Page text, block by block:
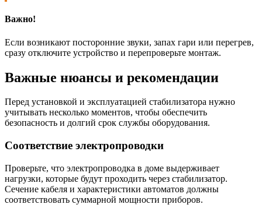
Важно!
Если возникают посторонние звуки, запах гари или перегрев,
сразу отключите устройство и перепроверьте монтаж.
Важные нюансы и рекомендации
Перед установкой и эксплуатацией стабилизатора нужно
учитывать несколько моментов, чтобы обеспечить
безопасность и долгий срок службы оборудования.
Соответствие электропроводки
Проверьте, что электропроводка в доме выдерживает
нагрузки, которые будут проходить через стабилизатор.
Сечение кабеля и характеристики автоматов должны
соответствовать суммарной мощности приборов.